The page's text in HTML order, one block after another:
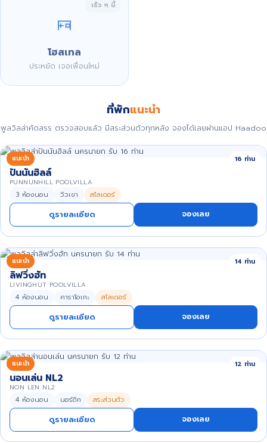
เร็ว ๆ นี้
โฮสเทล
ประหยัด เจอเพื่อนใหม่
ที่พักแนะนำ
พูลวิลล่าคัดสรร ตรวจสอบแล้ว มีสระส่วนตัวทุกหลัง จองได้เลยผ่านแอป Haadoo
แนะนำ 16 ท่าน
ปันนันฮิลล์
PUNNUNHILL POOLVILLA
3 ห้องนอน วิวเขา สไลเดอร์
ดูรายละเอียด จองเลย
แนะนำ 14 ท่าน
ลิฟวิ่งฮัท
LIVINGHUT POOLVILLA
4 ห้องนอน คาราโอเกะ สไลเดอร์
ดูรายละเอียด จองเลย
แนะนำ 12 ท่าน
นอนเล่น NL2
NON LEN NL2
4 ห้องนอน นอร์ดิก สระส่วนตัว
ดูรายละเอียด จองเลย